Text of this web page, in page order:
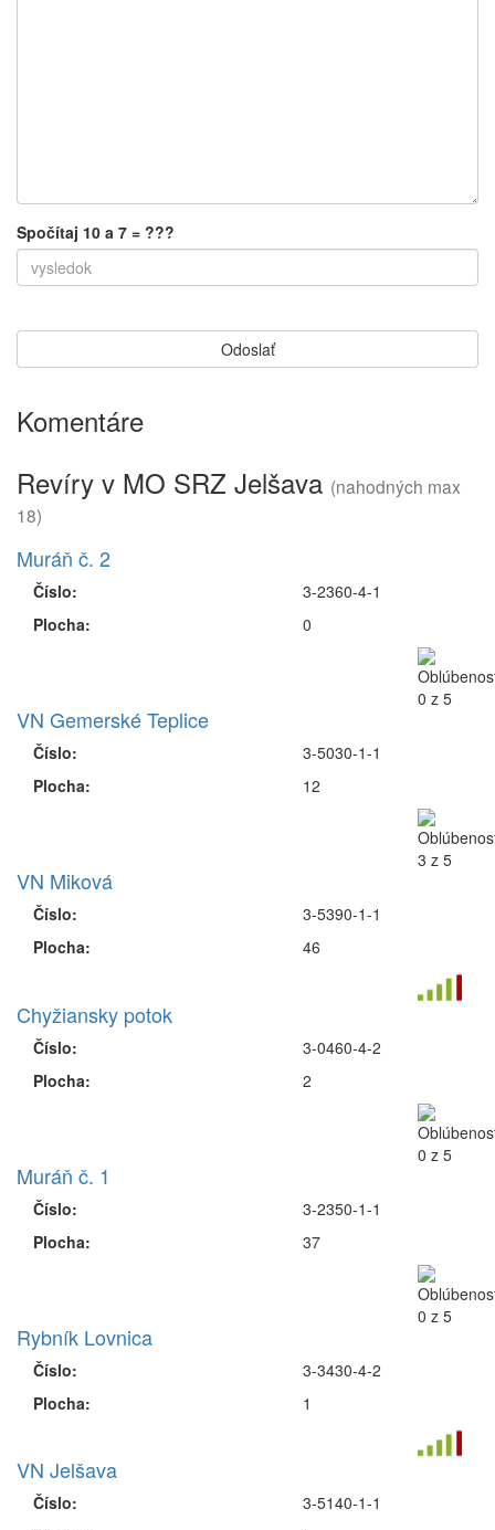
Spočítaj 10 a 7 = ???
Komentáre
Revíry v MO SRZ Jelšava (nahodných max
18)
Muráň č. 2
Číslo:
Plocha:
3-2360-4-1
0
VN Gemerské Teplice
Číslo:
Plocha:
3-5030-1-1
12
VN Miková
Číslo:
Plocha:
3-5390-1-1
46
Chyžiansky potok
Číslo:
Plocha:
3-0460-4-2
2
Muráň č. 1
Číslo:
Plocha:
3-2350-1-1
37
Rybník Lovnica
Číslo:
Plocha:
3-3430-4-2
1
VN Jelšava
Číslo:
3-5140-1-1